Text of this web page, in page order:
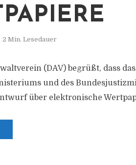
2 Min. Lesedauer
(DAV) begrüßt, dass
und des
über elektronische